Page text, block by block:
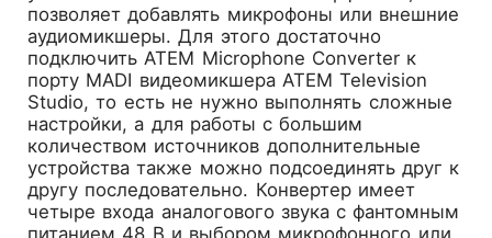
позволяет добавлять микрофоны или внешние
аудиомикшеры. Для этого достаточно
подключить ATEM Microphone Converter к
порту MADI видеомикшера ATEM Television
Studio, то есть не нужно выполнять сложные
настройки, а для работы с большим
количеством источников дополнительные
устройства также можно подсоединять друг к
другу последовательно. Конвертер имеет
четыре входа аналогового звука с фантомным